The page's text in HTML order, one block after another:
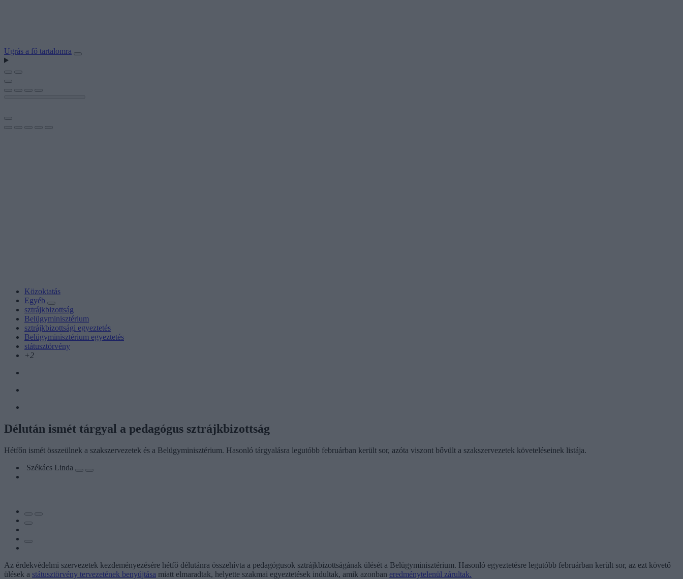
Ugrás a fő tartalomra
Közoktatás
Egyéb
sztrájkbizottság
Belügyminisztérium
sztrájkbizottsági egyeztetés
Belügyminisztérium egyeztetés
státusztörvény
+2
Délután ismét tárgyal a pedagógus sztrájkbizottság
Hétfőn ismét összeülnek a szakszervezetek és a Belügyminisztérium. Hasonló tárgyalásra legutóbb februárban került sor, azóta viszont bővült a szakszervezetek követeléseinek listája.
Székács Linda
Az érdekvédelmi szervezetek kezdeményezésére hétfő délutánra összehívta a pedagógusok sztrájkbizottságának ülését a Belügyminisztérium. Hasonló egyeztetésre legutóbb februárban került sor, az ezt követő
ülések a státusztörvény tervezetének benyújtása miatt elmaradtak, helyette szakmai egyeztetések indultak, amik azonban eredménytelenül zárultak.